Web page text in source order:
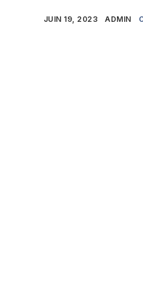
JUIN 19, 2023 ADMIN